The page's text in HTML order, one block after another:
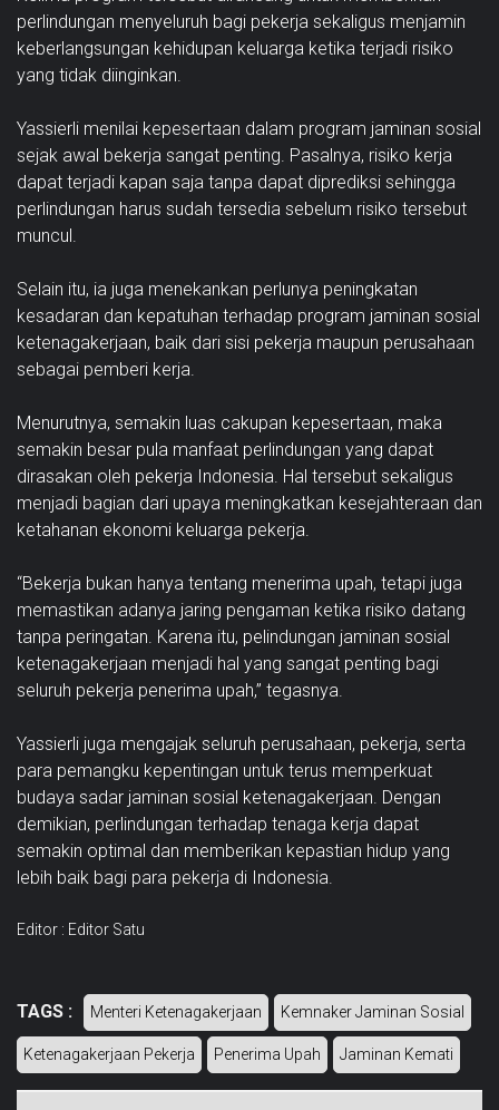
perlindungan menyeluruh bagi pekerja sekaligus menjamin
keberlangsungan kehidupan keluarga ketika terjadi risiko
yang tidak diinginkan.
Yassierli menilai kepesertaan dalam program jaminan sosial
sejak awal bekerja sangat penting. Pasalnya, risiko kerja
dapat terjadi kapan saja tanpa dapat diprediksi sehingga
perlindungan harus sudah tersedia sebelum risiko tersebut
muncul.
Selain itu, ia juga menekankan perlunya peningkatan
kesadaran dan kepatuhan terhadap program jaminan sosial
ketenagakerjaan, baik dari sisi pekerja maupun perusahaan
sebagai pemberi kerja.
Menurutnya, semakin luas cakupan kepesertaan, maka
semakin besar pula manfaat perlindungan yang dapat
dirasakan oleh pekerja Indonesia. Hal tersebut sekaligus
menjadi bagian dari upaya meningkatkan kesejahteraan dan
ketahanan ekonomi keluarga pekerja.
“Bekerja bukan hanya tentang menerima upah, tetapi juga
memastikan adanya jaring pengaman ketika risiko datang
tanpa peringatan. Karena itu, pelindungan jaminan sosial
ketenagakerjaan menjadi hal yang sangat penting bagi
seluruh pekerja penerima upah,” tegasnya.
Yassierli juga mengajak seluruh perusahaan, pekerja, serta
para pemangku kepentingan untuk terus memperkuat
budaya sadar jaminan sosial ketenagakerjaan. Dengan
demikian, perlindungan terhadap tenaga kerja dapat
semakin optimal dan memberikan kepastian hidup yang
lebih baik bagi para pekerja di Indonesia.
Editor : Editor Satu
TAGS : Menteri Ketenagakerjaan Kemnaker Jaminan Sosial
Ketenagakerjaan Pekerja Penerima Upah Jaminan Kemati